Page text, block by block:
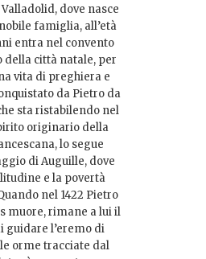
dove nasce
famiglia, all’età
entra nel convento
della città natale, per
vita di preghiera e
da Pietro da
sta ristabilendo nel
originario della
lo segue
di Auguille, dove
e la povertà
nel 1422 Pietro
muore, rimane a lui il
guidare l’eremo di
orme tracciate dal